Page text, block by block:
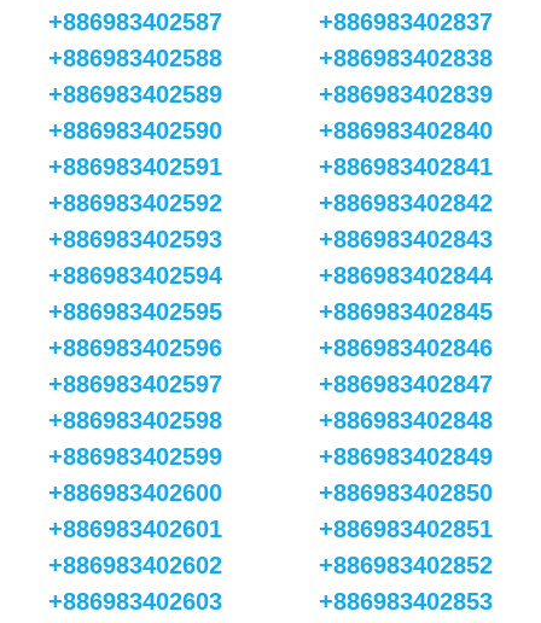
+886983402587
+886983402588
+886983402589
+886983402590
+886983402591
+886983402592
+886983402593
+886983402594
+886983402595
+886983402596
+886983402597
+886983402598
+886983402599
+886983402600
+886983402601
+886983402602
+886983402603
+886983402837
+886983402838
+886983402839
+886983402840
+886983402841
+886983402842
+886983402843
+886983402844
+886983402845
+886983402846
+886983402847
+886983402848
+886983402849
+886983402850
+886983402851
+886983402852
+886983402853